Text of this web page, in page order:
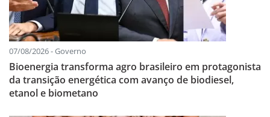
07/08/2026 - Governo
Bioenergia transforma agro brasileiro em protagonista
da transição energética com avanço de biodiesel,
etanol e biometano